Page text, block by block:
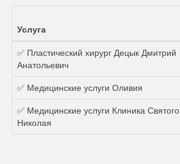
Услуга
✅ Пластический хирург Децык Дмитрий
Анатольевич
✅ Медицинские услуги Оливия
✅ Медицинские услуги Клиника Святого
Николая